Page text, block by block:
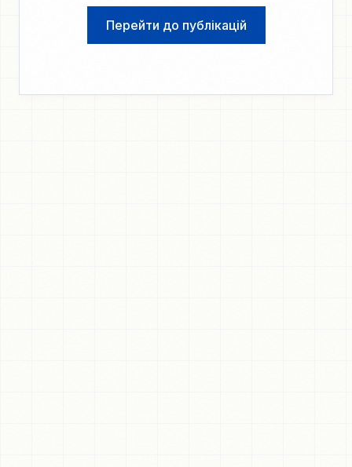
Перейти до публікацій